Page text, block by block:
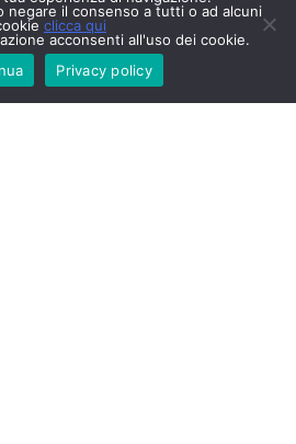
233 kJ - 55 kcal
negare il consenso a tutti o ad alcuni
clicca qui
acconsenti all'uso dei cookie.
Privacy policy